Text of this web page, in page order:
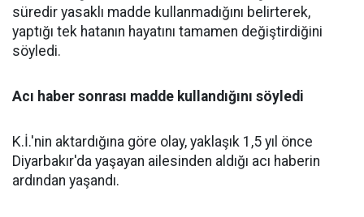
süredir yasaklı madde kullanmadığını belirterek,
yaptığı tek hatanın hayatını tamamen değiştirdiğini
söyledi.
Acı haber sonrası madde kullandığını söyledi
K.İ.'nin aktardığına göre olay, yaklaşık 1,5 yıl önce
Diyarbakır'da yaşayan ailesinden aldığı acı haberin
ardından yaşandı.